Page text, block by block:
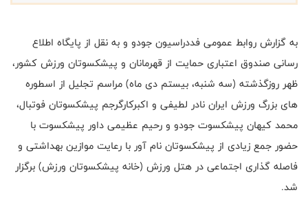
به گزارش روابط عمومی فددراسیون جودو و به نقل از پایگاه اطلاع
رسانی صندوق اعتباری حمایت از قهرمانان و پیشکسوتان ورزش کشور،
ظهر روزگذشته (سه شنبه، بیستم دی ماه) مراسم تجلیل از اسطوره
های بزرگ ورزش ایران نادر لطیفی و اکبرکارگرجم پیشکسوتان فوتبال،
محمد کیهان پیشکسوت جودو و رحیم عظیمی داور پیشکسوت با
حضور جمع زیادی از پیشکسوتان نام آور با رعایت موازین بهداشتی و
فاصله گذاری اجتماعی در هتل ورزش (خانه پیشکسوتان ورزش) برگزار
شد.